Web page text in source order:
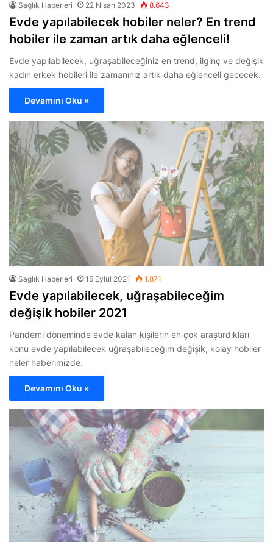
Sağlık Haberleri 22 Nisan 2023 8.643
Evde yapılabilecek hobiler neler? En trend
hobiler ile zaman artık daha eğlenceli!
Evde yapılabilecek, uğraşabileceğiniz en trend, ilginç ve değişik
kadın erkek hobileri ile zamanınız artık daha eğlenceli gececek.
Devamını Oku »
Sağlık Haberleri 15 Eylül 2021 1.871
Evde yapılabilecek, uğraşabileceğim
değişik hobiler 2021
Pandemi döneminde evde kalan kişilerin en çok araştırdıkları
konu evde yapılabilecek uğraşabileceğim değişik, kolay hobiler
neler haberimizde.
Devamını Oku »